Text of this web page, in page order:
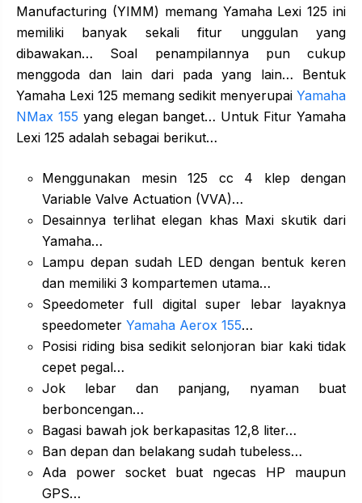
Manufacturing (YIMM) memang Yamaha Lexi 125 ini
memiliki banyak sekali fitur unggulan yang
dibawakan… Soal penampilannya pun cukup
menggoda dan lain dari pada yang lain… Bentuk
Yamaha Lexi 125 memang sedikit menyerupai Yamaha
NMax 155 yang elegan banget… Untuk Fitur Yamaha
Lexi 125 adalah sebagai berikut…
Menggunakan mesin 125 cc 4 klep dengan
Variable Valve Actuation (VVA)…
Desainnya terlihat elegan khas Maxi skutik dari
Yamaha…
Lampu depan sudah LED dengan bentuk keren
dan memiliki 3 kompartemen utama…
Speedometer full digital super lebar layaknya
speedometer Yamaha Aerox 155…
Posisi riding bisa sedikit selonjoran biar kaki tidak
cepet pegal…
Jok lebar dan panjang, nyaman buat
berboncengan…
Bagasi bawah jok berkapasitas 12,8 liter…
Ban depan dan belakang sudah tubeless…
Ada power socket buat ngecas HP maupun
GPS…